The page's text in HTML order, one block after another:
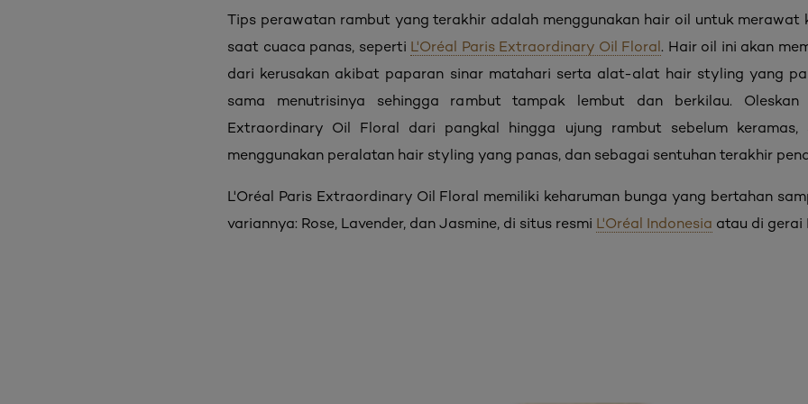
Tips perawatan rambut yang terakhir adalah menggunakan hair oil untuk merawat
saat cuaca panas, seperti L'Oréal Paris Extraordinary Oil Floral. Hair oil ini akan
dari kerusakan akibat paparan sinar matahari serta alat-alat hair styling yang
sama menutrisinya sehingga rambut tampak lembut dan berkilau.
Extraordinary Oil Floral dari pangkal hingga ujung rambut sebelum keramas,
menggunakan peralatan hair styling yang panas, dan sebagai sentuhan terakhir
L'Oréal Paris Extraordinary Oil Floral memiliki keharuman bunga yang bertahan
variannya: Rose, Lavender, dan Jasmine, di situs resmi L'Oréal Indonesia atau di gerai